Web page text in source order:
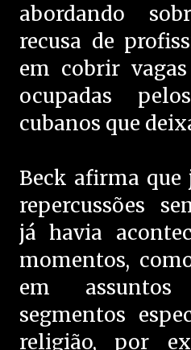
abordando
recusa de
em cobrir
ocupadas
cubanos que
Beck afirma que
repercussões
já havia
momentos,
em
segmentos
religião, por